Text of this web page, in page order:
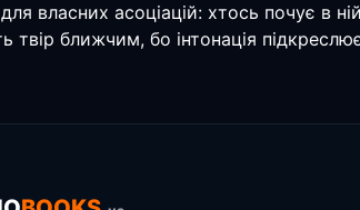
власних асоціацій: хтось почує
твір ближчим, бо інтонація